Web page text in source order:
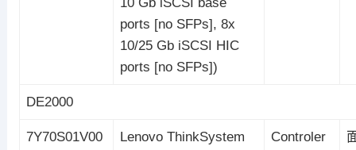
ports [no SFPs], 8x
10/25 Gb iSCSI HIC
ports [no SFPs])
DE2000
7Y70S01V00
Lenovo ThinkSystem
Controler